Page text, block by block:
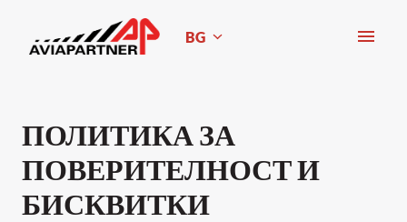
contentHomepage BG
ПОЛИТИКА ЗА
ПОВЕРИТЕЛНОСТ И
БИСКВИТКИ